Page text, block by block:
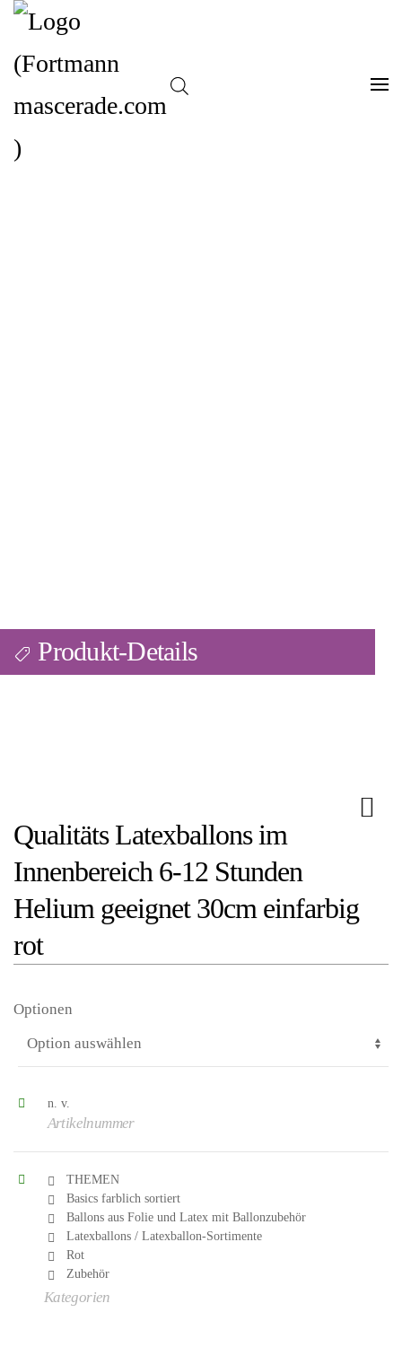
Produkt-Details
Qualitäts Latexballons im
Innenbereich 6-12 Stunden
Helium geeignet 30cm einfarbig
rot
Optionen
n. v.
Artikelnummer
THEMEN
Basics farblich sortiert
Ballons aus Folie und Latex mit Ballonzubehör
Latexballons / Latexballon-Sortimente
Rot
Zubehör
Kategorien